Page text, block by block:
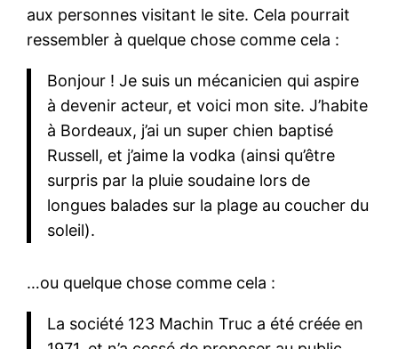
aux personnes visitant le site. Cela pourrait
ressembler à quelque chose comme cela :
Bonjour ! Je suis un mécanicien qui aspire
à devenir acteur, et voici mon site. J’habite
à Bordeaux, j’ai un super chien baptisé
Russell, et j’aime la vodka (ainsi qu’être
surpris par la pluie soudaine lors de
longues balades sur la plage au coucher du
soleil).
…ou quelque chose comme cela :
La société 123 Machin Truc a été créée en